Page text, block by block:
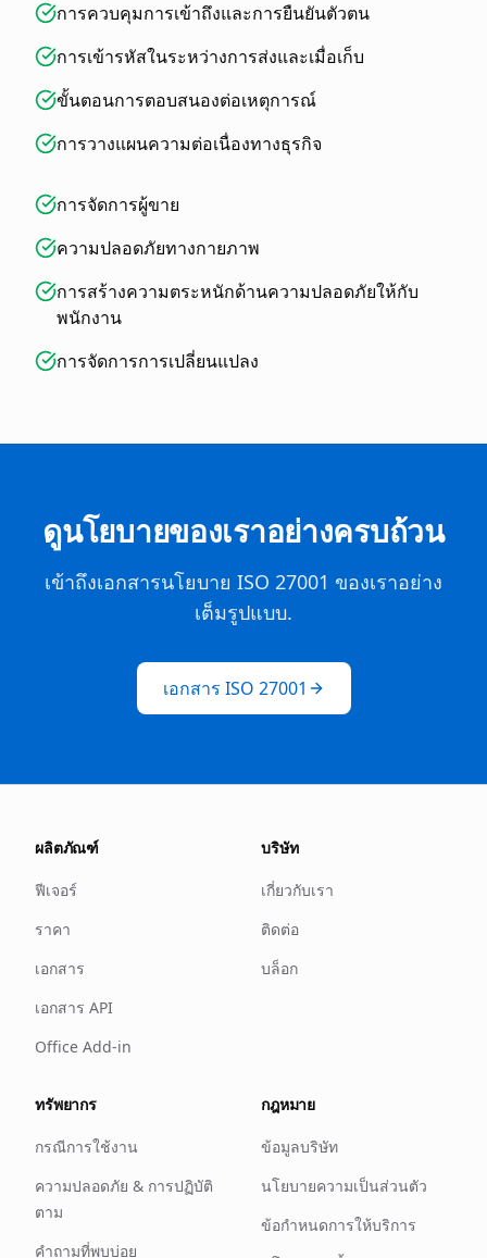
การควบคุมการเข้าถึงและการยืนยันตัวตน
การเข้ารหัสในระหว่างการส่งและเมื่อเก็บ
ขั้นตอนการตอบสนองต่อเหตุการณ์
การวางแผนความต่อเนื่องทางธุรกิจ
การจัดการผู้ขาย
ความปลอดภัยทางกายภาพ
การสร้างความตระหนักด้านความปลอดภัยให้กับ
พนักงาน
การจัดการการเปลี่ยนแปลง
ดูนโยบายของเราอย่างครบถ้วน
เข้าถึงเอกสารนโยบาย ISO 27001 ของเราอย่าง
เต็มรูปแบบ.
เอกสาร ISO 27001
ผลิตภัณฑ์
ฟีเจอร์
ราคา
เอกสาร
เอกสาร API
Office Add-in
บริษัท
เกี่ยวกับเรา
ติดต่อ
บล็อก
ทรัพยากร
กรณีการใช้งาน
ความปลอดภัย & การปฏิบัติ
ตาม
คำถามที่พบบ่อย
กฎหมาย
ข้อมูลบริษัท
นโยบายความเป็นส่วนตัว
ข้อกำหนดการให้บริการ